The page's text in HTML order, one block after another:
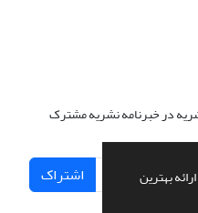
بهترین
در خبرنامه نشریه مشترک
اشتراک